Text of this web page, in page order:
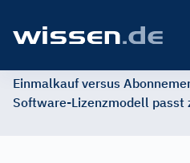
Einmalkauf versus
Software-Lizenzmodell passt